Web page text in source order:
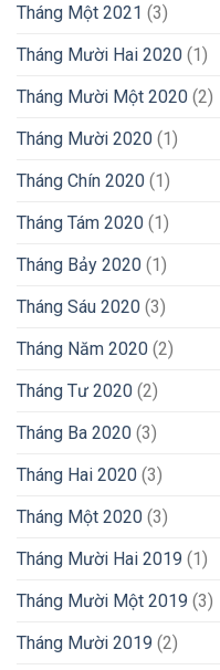
Tháng Một 2021 (3)
Tháng Mười Hai 2020 (1)
Tháng Mười Một 2020 (2)
Tháng Mười 2020 (1)
Tháng Chín 2020 (1)
Tháng Tám 2020 (1)
Tháng Bảy 2020 (1)
Tháng Sáu 2020 (3)
Tháng Năm 2020 (2)
Tháng Tư 2020 (2)
Tháng Ba 2020 (3)
Tháng Hai 2020 (3)
Tháng Một 2020 (3)
Tháng Mười Hai 2019 (1)
Tháng Mười Một 2019 (3)
Tháng Mười 2019 (2)